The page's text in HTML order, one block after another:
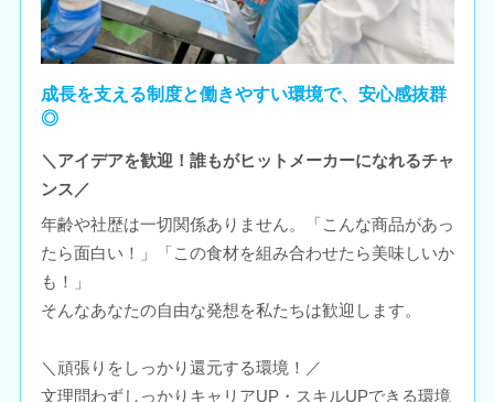
成長を支える制度と働きやすい環境で、安心感抜群
◎
＼アイデアを歓迎！誰もがヒットメーカーになれるチャ
ンス／
年齢や社歴は一切関係ありません。「こんな商品があっ
たら面白い！」「この食材を組み合わせたら美味しいか
も！」
そんなあなたの自由な発想を私たちは歓迎します。
＼頑張りをしっかり還元する環境！／
文理問わずしっかりキャリアUP・スキルUPできる環境